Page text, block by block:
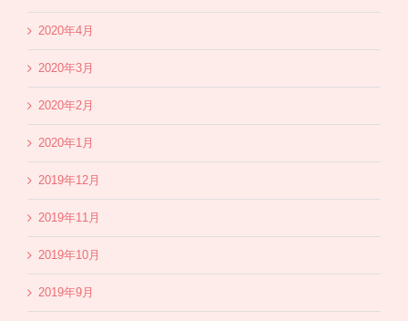
2020年4月
2020年3月
2020年2月
2020年1月
2019年12月
2019年11月
2019年10月
2019年9月